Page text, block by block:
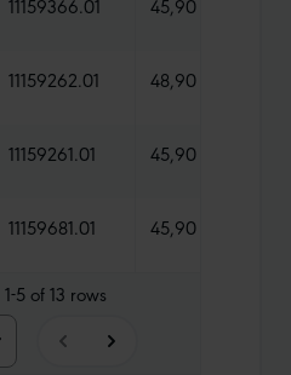
11159262.01 48,90 €
11159261.01 45,90 €
11159681.01 45,90 €
1-5of13 rows